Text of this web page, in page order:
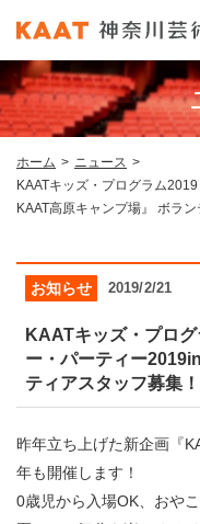
イベントを探す
・ イベント一覧
・ イベントカレンダー
ご来場案内
・ 館内サービス・アク
・ フロアマップ
施設を借りる
アクセシビリティ
ホーム > ニュース >
KAATキッズ・プログラム
KAAT高原キャンプ場』 ボラ
お知らせ 2019/2/21
KAATキッズ・プロ
ー・パーティー
ティアスタッフ募集！
昨年立ち上げた新企画『
年も開催します！
0歳児から入場OK、おや